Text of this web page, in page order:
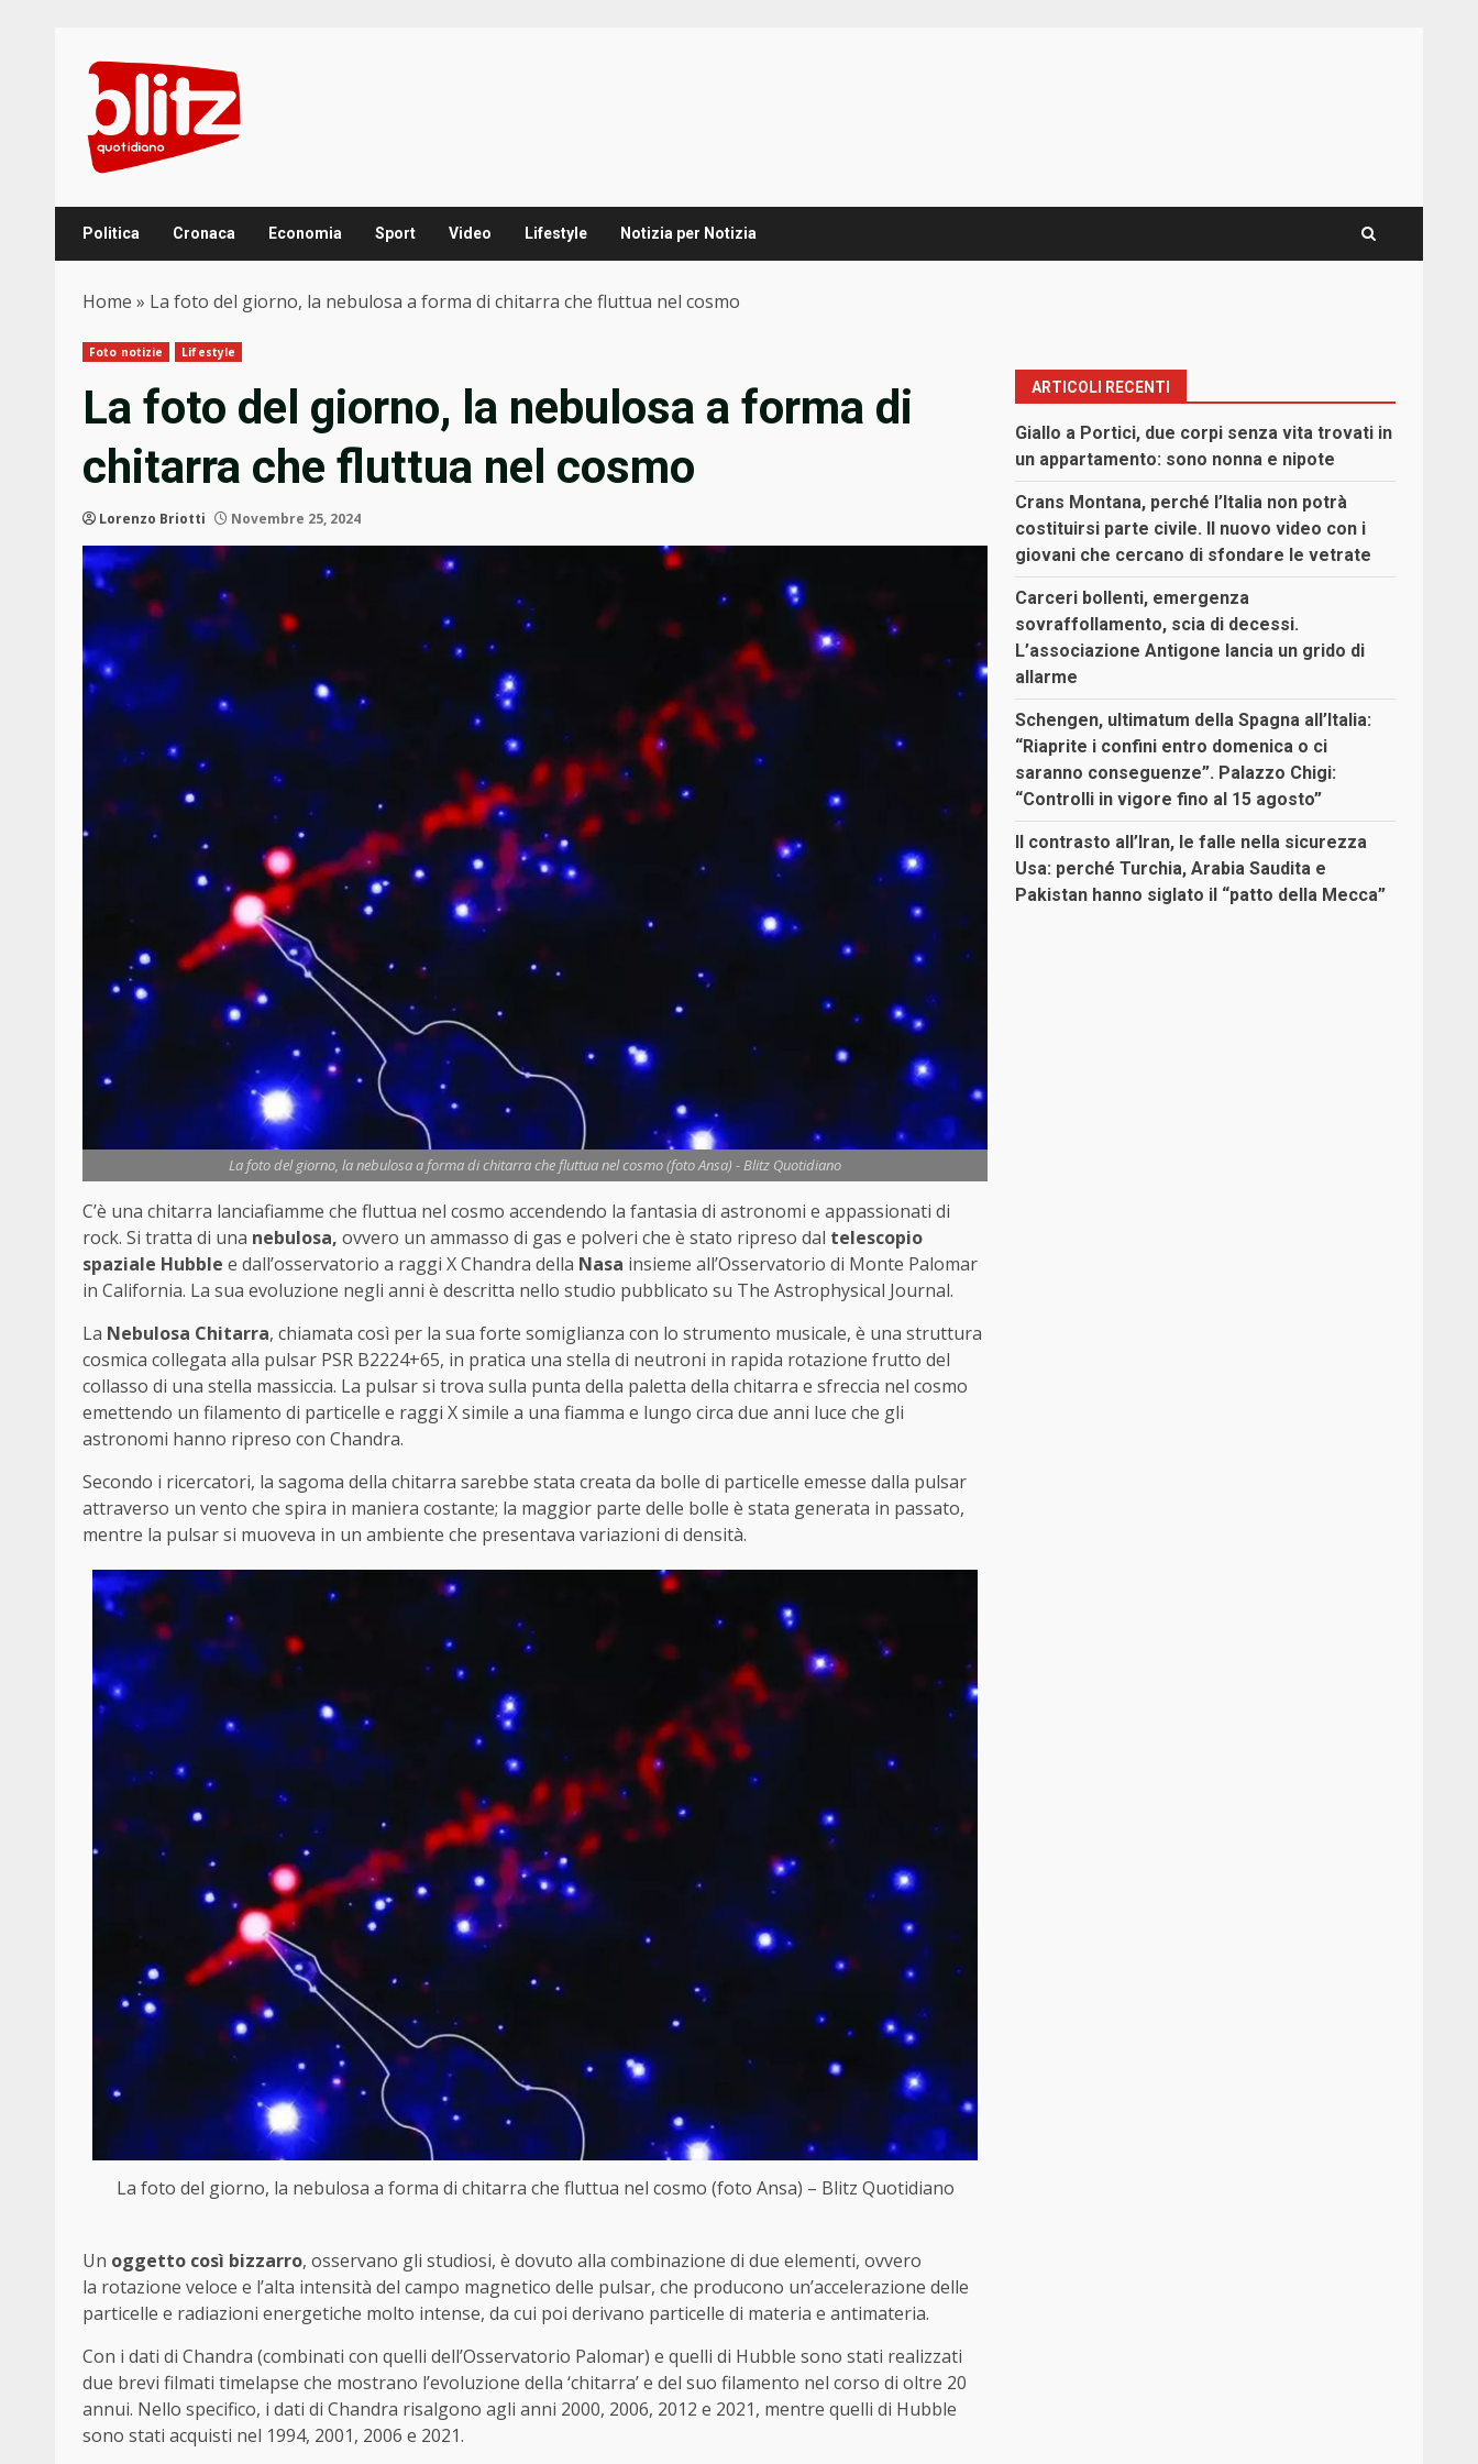
content
Politica Cronaca Economia Sport Video Lifestyle Notizia per Notizia
Home » La foto del giorno, la nebulosa a forma di chitarra che fluttua nel cosmo
Foto notizie Lifestyle
La foto del giorno, la nebulosa a forma di
chitarra che fluttua nel cosmo
Lorenzo Briotti Novembre 25, 2024
La foto del giorno, la nebulosa a forma di chitarra che fluttua nel cosmo (foto Ansa) - Blitz Quotidiano
C’è una chitarra lanciafiamme che fluttua nel cosmo accendendo la fantasia di astronomi e appassionati di
rock. Si tratta di una nebulosa, ovvero un ammasso di gas e polveri che è stato ripreso dal telescopio
spaziale Hubble e dall’osservatorio a raggi X Chandra della Nasa insieme all’Osservatorio di Monte Palomar
in California. La sua evoluzione negli anni è descritta nello studio pubblicato su The Astrophysical Journal.
La Nebulosa Chitarra, chiamata così per la sua forte somiglianza con lo strumento musicale, è una struttura
cosmica collegata alla pulsar PSR B2224+65, in pratica una stella di neutroni in rapida rotazione frutto del
collasso di una stella massiccia. La pulsar si trova sulla punta della paletta della chitarra e sfreccia nel cosmo
emettendo un filamento di particelle e raggi X simile a una fiamma e lungo circa due anni luce che gli
astronomi hanno ripreso con Chandra.
Secondo i ricercatori, la sagoma della chitarra sarebbe stata creata da bolle di particelle emesse dalla pulsar
attraverso un vento che spira in maniera costante; la maggior parte delle bolle è stata generata in passato,
mentre la pulsar si muoveva in un ambiente che presentava variazioni di densità.
La foto del giorno, la nebulosa a forma di chitarra che fluttua nel cosmo (foto Ansa) – Blitz Quotidiano
Un oggetto così bizzarro, osservano gli studiosi, è dovuto alla combinazione di due elementi, ovvero
la rotazione veloce e l’alta intensità del campo magnetico delle pulsar, che producono un’accelerazione delle
particelle e radiazioni energetiche molto intense, da cui poi derivano particelle di materia e antimateria.
Con i dati di Chandra (combinati con quelli dell’Osservatorio Palomar) e quelli di Hubble sono stati realizzati
due brevi filmati timelapse che mostrano l’evoluzione della ‘chitarra’ e del suo filamento nel corso di oltre 20
annui. Nello specifico, i dati di Chandra risalgono agli anni 2000, 2006, 2012 e 2021, mentre quelli di Hubble
sono stati acquisti nel 1994, 2001, 2006 e 2021.
ARTICOLI RECENTI
Giallo a Portici, due corpi senza vita trovati in
un appartamento: sono nonna e nipote
Crans Montana, perché l’Italia non potrà
costituirsi parte civile. Il nuovo video con i
giovani che cercano di sfondare le vetrate
Carceri bollenti, emergenza
sovraffollamento, scia di decessi.
L’associazione Antigone lancia un grido di
allarme
Schengen, ultimatum della Spagna all’Italia:
“Riaprite i confini entro domenica o ci
saranno conseguenze”. Palazzo Chigi:
“Controlli in vigore fino al 15 agosto”
Il contrasto all’Iran, le falle nella sicurezza
Usa: perché Turchia, Arabia Saudita e
Pakistan hanno siglato il “patto della Mecca”